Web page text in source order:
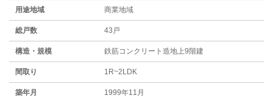
用途地域 商業地域
総戸数 43戸
構造・規模 鉄筋コンクリート造地上9階建
間取り 1R~2LDK
築年月 1999年11月